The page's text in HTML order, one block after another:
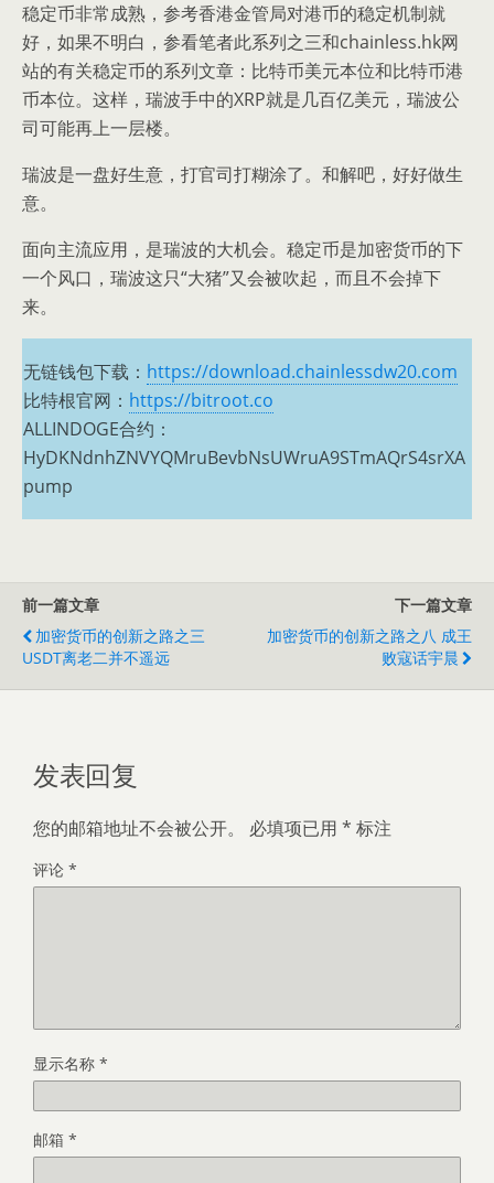
稳定币非常成熟，参考香港金管局对港币的稳定机制就
好，如果不明白，参看笔者此系列之三和chainless.hk网
站的有关稳定币的系列文章：比特币美元本位和比特币港
币本位。这样，瑞波手中的XRP就是几百亿美元，瑞波公
司可能再上一层楼。
瑞波是一盘好生意，打官司打糊涂了。和解吧，好好做生
意。
面向主流应用，是瑞波的大机会。稳定币是加密货币的下
一个风口，瑞波这只“大猪”又会被吹起，而且不会掉下
来。
无链钱包下载： https://download.chainlessdw20.com
比特根官网： https://bitroot.co
ALLINDOGE合约：
HyDKNdnhZNVYQMruBevbNsUWruA9STmAQrS4srXA
pump
前一篇文章
加密货币的创新之路之三
USDT离老二并不遥远
下一篇文章
加密货币的创新之路之八 成王
败寇话宇晨
发表回复
您的邮箱地址不会被公开。 必填项已用 * 标注
评论 *
显示名称 *
邮箱 *